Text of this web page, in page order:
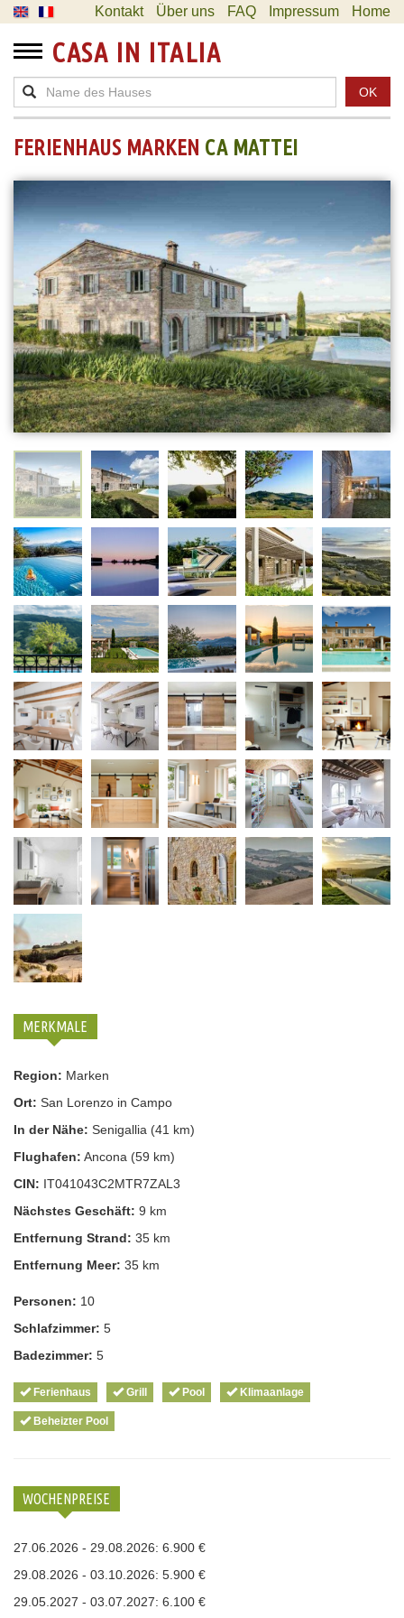
Kontakt Über uns FAQ Impressum Home
CASA IN ITALIA
OK
FERIENHAUS MARKEN CA MATTEI
MERKMALE
Region: Marken
Ort: San Lorenzo in Campo
In der Nähe: Senigallia (41 km)
Flughafen: Ancona (59 km)
CIN: IT041043C2MTR7ZAL3
Nächstes Geschäft: 9 km
Entfernung Strand: 35 km
Entfernung Meer: 35 km
Personen: 10
Schlafzimmer: 5
Badezimmer: 5
Ferienhaus Grill Pool Klimaanlage
Beheizter Pool
WOCHENPREISE
27.06.2026 - 29.08.2026: 6.900 €
29.08.2026 - 03.10.2026: 5.900 €
29.05.2027 - 03.07.2027: 6.100 €